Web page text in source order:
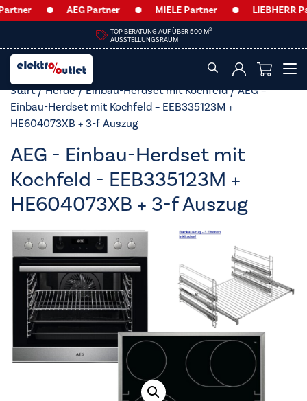
AEG Partner MIELE Partner LIEBHERR
TOP BERATUNG AUF ÜBER 500 M2
AUSSTELLUNGSRAUM
Start/Herde/Einbau-Herdset mit Kochfeld/ AEG –
Einbau-Herdset mit Kochfeld – EEB335123M +
HE604073XB + 3-f Auszug
AEG - Einbau-Herdset mit
Kochfeld - EEB335123M +
HE604073XB + 3-f Auszug